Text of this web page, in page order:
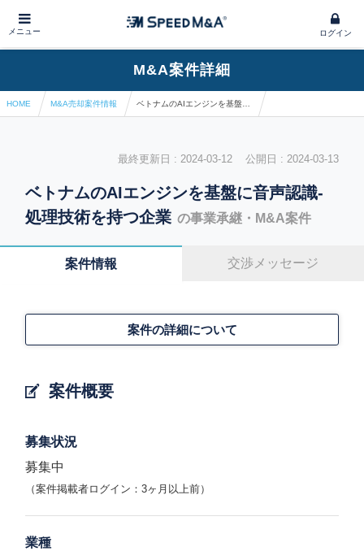
メニュー ログイン
M&A案件詳細
HOME M&A売却案件情報
最終更新日 : 2024-03-12 公開日 : 2024-03-13
ベトナムのAIエンジンを基盤に音声認識-
処理技術を持つ企業 の事業承継・M&A案件
案件情報 交渉メッセージ
案件概要
案件の詳細について
募集状況
募集中
（案件掲載者ログイン：3ヶ月以上前）
業種